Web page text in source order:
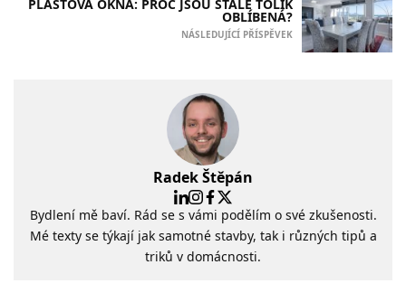
PLASTOVÁ OKNA: PROČ JSOU STÁLE TOLIK
OBLÍBENÁ?
NÁSLEDUJÍCÍ PŘÍSPĚVEK
Radek Štěpán
Bydlení mě baví. Rád se s vámi podělím o své zkušenosti.
Mé texty se týkají jak samotné stavby, tak i různých tipů a
triků v domácnosti.